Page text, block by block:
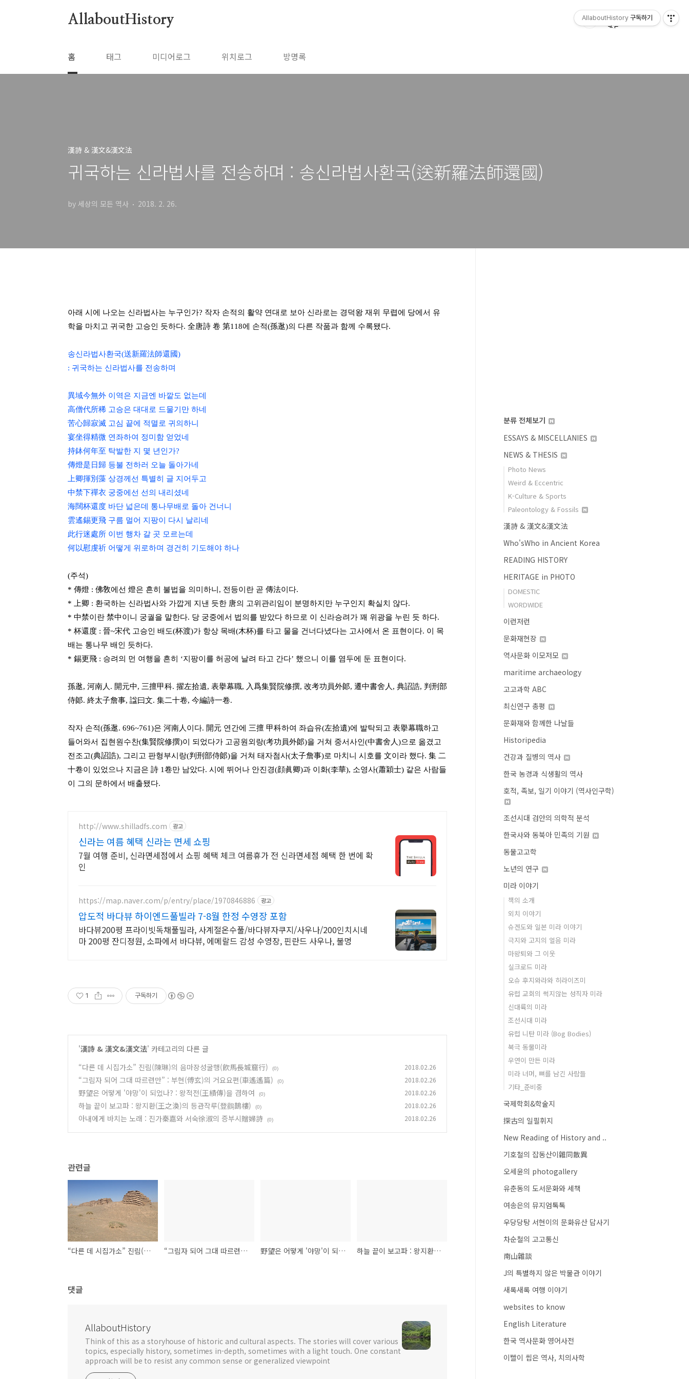
AllaboutHistory
홈 태그 미디어로그 위치로그 방명록
漢詩 & 漢文&漢文法
귀국하는 신라법사를 전송하며 : 송신라법사환국(送新羅法師還國)
by 세상의 모든 역사 2018. 2. 26.
아래 시에 나오는 신라법사는 누구인가? 작자 손적의 활약 연대로 보아 신라로는 경덕왕 재위 무렵에 당에서 유
학을 마치고 귀국한 고승인 듯하다. 全唐詩 卷 第118에 손적(孫逖)의 다른 작품과 함께 수록됐다.
송신라법사환국(送新羅法師還國)
: 귀국하는 신라법사를 전송하며
異域今無外 이역은 지금엔 바깥도 없는데
高僧代所稀 고승은 대대로 드물기만 하네
苦心歸寂滅 고심 끝에 적멸로 귀의하니
宴坐得精微 연좌하여 정미함 얻었네
持鉢何年至 탁발한 지 몇 년인가?
傳燈是日歸 등불 전하러 오늘 돌아가네
上卿揮別藻 상경께선 특별히 글 지어두고
中禁下禪衣 궁중에선 선의 내리셨네
海闊杯還度 바단 넓은데 통나무배로 돌아 건너니
雲遙錫更飛 구름 멀어 지팡이 다시 날리네
此行迷處所 이번 행차 갈 곳 모르는데
何以慰虔祈 어떻게 위로하며 경건히 기도해야 하나
(주석)
* 傳燈 : 佛敎에선 燈은 흔히 불법을 의미하니, 전등이란 곧 傳法이다.
* 上卿 : 환국하는 신라법사와 가깝게 지낸 듯한 唐의 고위관리임이 분명하지만 누구인지 확실치 않다.
* 中禁이란 禁中이니 궁궐을 말한다. 당 궁중에서 법의를 받았다 하므로 이 신라승려가 꽤 위광을 누린 듯 하다.
* 杯還度 : 晉~宋代 고승인 배도(杯渡)가 항상 목배(木杯)를 타고 물을 건너다녔다는 고사에서 온 표현이다. 이 목
배는 통나무 배인 듯하다.
* 錫更飛 : 승려의 먼 여행을 흔히 ‘지팡이를 허공에 날려 타고 간다’ 했으니 이를 염두에 둔 표현이다.
孫逖, 河南人. 開元中, 三擅甲科. 擢左拾遺, 表擧幕職, 入爲集賢院修撰, 改考功員外郞, 遷中書舍人, 典詔誥, 判刑部
侍郞. 終太子詹事, 諡曰文. 集二十卷, 今編詩一卷.
작자 손적(孫逖. 696~761)은 河南人이다. 開元 연간에 三擅 甲科하여 좌습유(左拾遺)에 발탁되고 表擧幕職하고
들어와서 집현원수찬(集賢院修撰)이 되었다가 고공원외랑(考功員外郞)을 거쳐 중서사인(中書舍人)으로 옮겼고
전조고(典詔誥), 그리고 판형부시랑(判刑部侍郞)을 거쳐 태자첨사(太子詹事)로 마치니 시호를 文이라 했다. 集 二
十卷이 있었으나 지금은 詩 1卷만 남았다. 시에 뛰어나 안진경(顔眞卿)과 이화(李華), 소영사(蕭穎士) 같은 사람들
이 그의 문하에서 배출됐다.
http://www.shilladfs.com 광고
신라는 여름 혜택 신라는 면세 쇼핑
7월 여행 준비, 신라면세점에서 쇼핑 혜택 체크 여름휴가 전 신라면세점 혜택 한 번에 확
인
https://map.naver.com/p/entry/place/1970846886 광고
압도적 바다뷰 하이엔드풀빌라 7-8월 한정 수영장 포함
바다뷰200평 프라이빗독채풀빌라, 사계절온수풀/바다뷰자쿠지/사우나/200인치시네
마 200평 잔디정원, 소파에서 바다뷰, 에메랄드 감성 수영장, 핀란드 사우나, 불멍
1 구독하기
'漢詩 & 漢文&漢文法' 카테고리의 다른 글
“다른 데 시집가소” 진림(陳琳)의 음마장성굴행(飮馬長城窟行)
(0) 2018.02.26
“그림자 되어 그대 따르련만” : 부현(傅玄)의 거요요편(車遙遙篇) (0) 2018.02.26
野望은 어떻게 '야망'이 되었나? : 왕적전(王績傳)을 겸하여 (0) 2018.02.26
하늘 끝이 보고파 : 왕지환(王之渙)의 등관작루(登鸛鵲樓) (0) 2018.02.26
아내에게 바치는 노래 : 진가秦嘉와 서숙徐淑의 증부시贈婦詩 (0) 2018.02.26
관련글
“다른 데 시집가소” 진림(陳琳)의 음마장성굴행(飮馬長城窟行) “그림자 되어 그대 따르련만” : 부현(傅玄)의 거요요편(車遙遙篇) 野望은 어떻게 '야망'이 되었나? : 왕적전(王績傳)을 겸하여 하늘 끝이 보고파 : 왕지환(王之渙)의 등관작루(登鸛鵲樓)
댓글
AllaboutHistory
Think of this as a storyhouse of historic and cultural aspects. The stories will cover various
topics, especially history, sometimes in-depth, sometimes with a light touch. One constant
approach will be to resist any common sense or generalized viewpoint
분류 전체보기
ESSAYS & MISCELLANIES
NEWS & THESIS
Photo News
Weird & Eccentric
K-Culture & Sports
Paleontology & Fossils
漢詩 & 漢文&漢文法
Who'sWho in Ancient Korea
READING HISTORY
HERITAGE in PHOTO
DOMESTIC
WORDWIDE
이런저런
문화재현장
역사문화 이모저모
maritime archaeology
고고과학 ABC
최신연구 총평
문화재와 함께한 나날들
Historipedia
건강과 질병의 역사
한국 농경과 식생활의 역사
호적, 족보, 일기 이야기 (역사인구학)
조선시대 검안의 의학적 분석
한국사와 동북아 민족의 기원
동물고고학
노년의 연구
미라 이야기
책의 소개
외치 이야기
슈겐도와 일본 미라 이야기
극지와 고지의 얼음 미라
마왕퇴와 그 이웃
실크로드 미라
오슈 후지와라와 히라이즈미
유럽 교회의 썩지않는 성직자 미라
신대륙의 미라
조선시대 미라
유럽 니탄 미라 (Bog Bodies)
북극 동물미라
우연이 만든 미라
미라 너머, 뼈를 남긴 사람들
기타_준비중
국제학회&학술지
探古의 일필휘지
New Reading of History and ..
기호철의 잡동산이雜同散異
오세윤의 photogallery
유춘동의 도서문화와 세책
여송은의 뮤지엄톡톡
우당당탕 서현이의 문화유산 답사기
차순철의 고고통신
南山雜談
J의 특별하지 않은 박물관 이야기
새록새록 여행 이야기
websites to know
English Literature
한국 역사문화 영어사전
이빨이 씹은 역사, 치의사학
AllaboutHistory 구독하기